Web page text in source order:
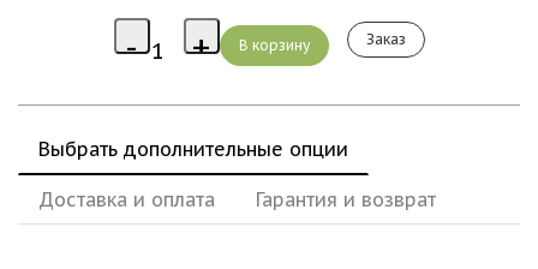
Заказ
Выбрать дополнительные опции
Доставка и оплата Гарантия и возврат